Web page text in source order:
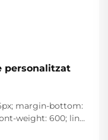
personalitzat
margin-bottom:
weight: 600; line-